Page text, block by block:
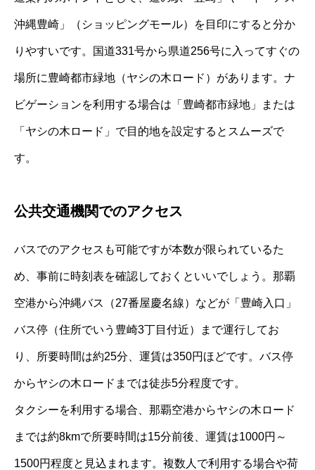
沖縄豊崎」（ショッピングモール）を目印にすると分か
りやすいです。国道331号から県道256号に入ってすぐの
場所に豊崎都市緑地（ヤシの木ロード）があります。ナ
ビゲーションを利用する場合は「豊崎都市緑地」または
「ヤシの木ロード」で目的地を設定するとスムーズで
す。
公共交通機関でのアクセス
バスでのアクセスも可能ですが本数が限られているた
め、事前に時刻表を確認しておくといいでしょう。那覇
空港から沖縄バス（27番屋慶名線）などが「豊崎入口」
バス停（住所でいう豊崎3丁目付近）まで運行してお
り、所要時間は約25分、運賃は350円ほどです。バス停
からヤシの木ロードまでは徒歩5分程度です。
タクシーを利用する場合、那覇空港からヤシの木ロード
までは約8kmで所要時間は15分前後、運賃は1000円～
1500円程度と見込まれます。複数人で利用する場合や荷